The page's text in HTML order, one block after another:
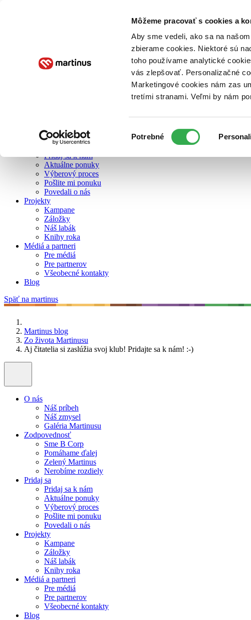
Môžeme pracovať s cookies a
Aby sme vedeli, ako sa na
zbierame cookies. Niektoré sú
toho používame analytické
vás zlepšovať. Personalizačné
Marketingové cookies nám zas
tretími stranami. Veľmi by nám
súhlasu
Potrebné
O nás
Zelený Martinus
Nerobíme rozdiely
Pridaj sa k nám
Aktuálne ponuky
Výberový proces
Pošlite mi ponuku
Povedali o nás
Projekty
Kampane
Záložky
Náš labák
Knihy roka
Médiá a partneri
Pre médiá
Pre partnerov
Všeobecné kontakty
Blog
Späť na martinus
Martinus blog
Zo života Martinusu
Aj čitatelia si zaslúžia svoj klub! Pridajte sa k nám! :-)
O nás
Náš príbeh
Náš zmysel
Galéria Martinusu
Zodpovednosť
Sme B Corp
Pomáhame ďalej
Zelený Martinus
Nerobíme rozdiely
Pridaj sa
Pridaj sa k nám
Aktuálne ponuky
Výberový proces
Pošlite mi ponuku
Povedali o nás
Projekty
Kampane
Záložky
Náš labák
Knihy roka
Médiá a partneri
Pre médiá
Pre partnerov
Všeobecné kontakty
Blog